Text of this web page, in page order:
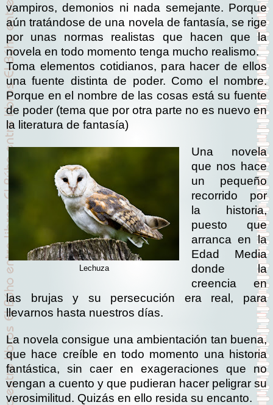
vampiros, demonios ni nada semejante. Porque
aún tratándose de una novela de fantasía, se rige
por unas normas realistas que hacen que la
novela en todo momento tenga mucho realismo.
Toma elementos cotidianos, para hacer de ellos
una fuente distinta de poder. Como el nombre.
Porque en el nombre de las cosas está su fuente
de poder (tema que por otra parte no es nuevo en
la literatura de fantasía)
Lechuza
Una novela
que nos hace
un pequeño
recorrido por
la historia,
puesto que
arranca en la
Edad Media
donde la
creencia en
las brujas y su persecución era real, para
llevarnos hasta nuestros días.
La novela consigue una ambientación tan buena,
que hace creíble en todo momento una historia
fantástica, sin caer en exageraciones que no
vengan a cuento y que pudieran hacer peligrar su
verosimilitud. Quizás en ello resida su encanto.